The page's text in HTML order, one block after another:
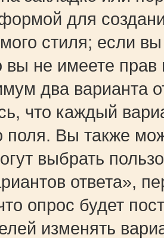
для
стиля; если
не имеете прав
два варианта
что каждый
поля. Вы также
выбрать
ответа»,
опрос будет
изменять